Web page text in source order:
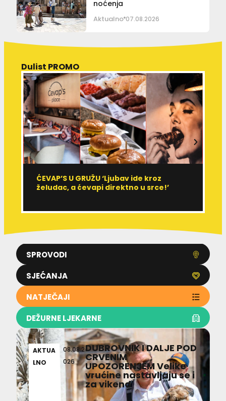
noćenja
Aktualno 07.08.2026
SPROVODI
SJEĆANJA
NATJEČAJI
DEŽURNE LJEKARNE
Dulist PROMO
ĆEVAP’S U GRUŽU ‘Ljubav ide kroz
želudac, a ćevapi direktno u srce!’
AKTUA
LNO
08.08.2
026
DUBROVNIK I DALJE POD
CRVENIM
UPOZORENJEM Velike
vrućine nastavljaju se i
za vikend